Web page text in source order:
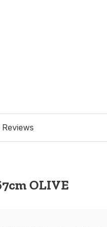
Reviews
OLIVE